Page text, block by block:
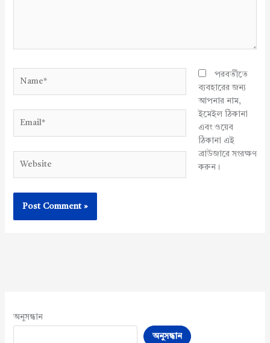
পরবর্তীতে
ব্যবহারের জন্য
আপনার নাম,
ইমেইল ঠিকানা
এবং ওয়েব
ঠিকানা এই
ব্রাউজারে সংরক্ষণ
করুন।
অনুসন্ধান
অনুসন্ধান